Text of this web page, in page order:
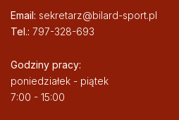
Email: sekretarz@bilard-sport.pl
Tel.: 797-328-693
Godziny pracy:
poniedziałek - piątek
7:00 - 15:00